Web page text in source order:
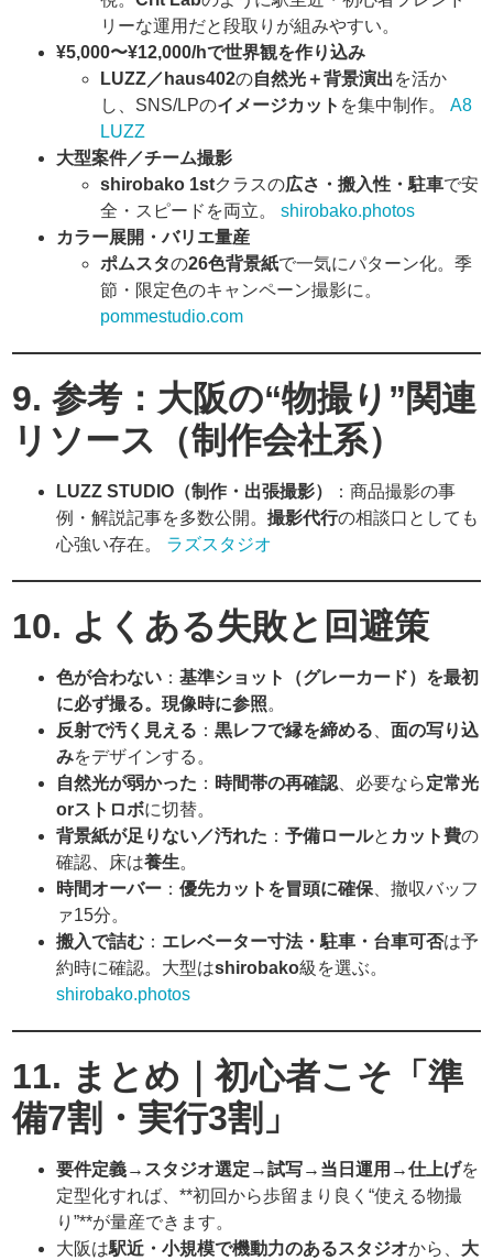
リーな運用だと段取りが組みやすい。
¥5,000〜¥12,000/hで世界観を作り込み
LUZZ／haus402の自然光＋背景演出を活か
し、SNS/LPのイメージカット を集中制作。A8
LUZZ
大型案件／チーム撮影
shirobako 1stクラスの広さ・搬入性・駐車で安
全・スピードを両立。shirobako.photos
カラー展開・バリエ量産
ポムスタの26色背景紙で一気にパターン化。季
節・限定色のキャンペーン撮影に。
pommestudio.com
9. 参考：大阪の“物撮り”関連
リソース（制作会社系）
LUZZ STUDIO（制作・出張撮影）
：商品撮影の事
例・解説記事を多数公開。撮影代行の相談口としても
心強い存在。 ラズスタジオ
10. よくある失敗と回避策
色が合わない ：基準ショット（グレーカード）を最初
に必ず撮る。現像時に参照。
反射で汚く見える ：黒レフで縁を締める 、面の写り込
みをデザインする。
自然光が弱かった ： 時間帯の再確認 、必要なら定常光
orストロボに切替。
背景紙が足りない／汚れた ：予備ロールと カット費の
確認、床は養生。
時間オーバー ：優先カットを冒頭に確保 、撤収バッフ
ァ15分。
搬入で詰む ： エレベーター寸法・駐車・台車可否は予
約時に確認。大型はshirobako級を選ぶ。
shirobako.photos
11. まとめ｜初心者こそ「準
備7割・実行3割」
要件定義→スタジオ選定→試写→当日運用→仕上げを
定型化すれば、**初回から歩留まり良く“使える物撮
り”**が量産できます。
大阪は駅近・小規模で機動力のあるスタジオから、 大